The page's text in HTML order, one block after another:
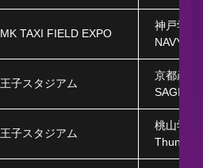
MK TAXI FIELD EXPO
神戸学院
NAVY
王子スタジアム
京都産業
王子スタジアム
桃山学院